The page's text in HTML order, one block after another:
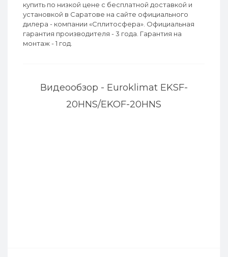
купить по низкой цене с бесплатной доставкой и
установкой в Саратове на сайте официального
дилера - компании «Сплитосфера». Официальная
гарантия производителя - 3 года. Гарантия на
монтаж - 1 год.
Видеообзор - Euroklimat EKSF-
20HNS/EKOF-20HNS